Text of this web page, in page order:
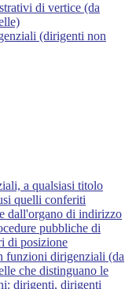
di vertice (da
(dirigenti non
a qualsiasi titolo
quelli conferiti
dall'organo di indirizzo
pubbliche di
di posizione
funzioni dirigenziali (da
che distinguano le
dirigenti, dirigenti